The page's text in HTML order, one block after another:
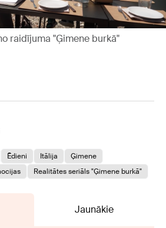
raidījuma "Ģimene burkā"
Ēdieni Itālija
Ģimene
Realitātes seriāls "Ģimene burkā"
Jaunākie